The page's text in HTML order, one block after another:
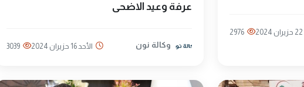
2976
عرفة وعيد الاضحى
وكالة نون الأحد 16 حزيران 2024 3039